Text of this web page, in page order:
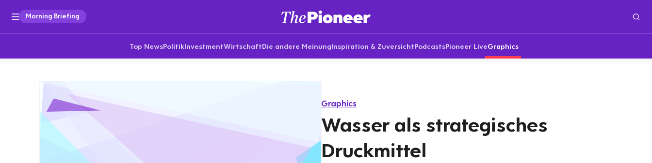
Morning Briefing
Top NewsPolitikInvestmentWirtschaftDie andere MeinungInspiration & ZuversichtPodcastsPioneer LiveGraphics
Graphics
Wasser als strategisches
Druckmittel